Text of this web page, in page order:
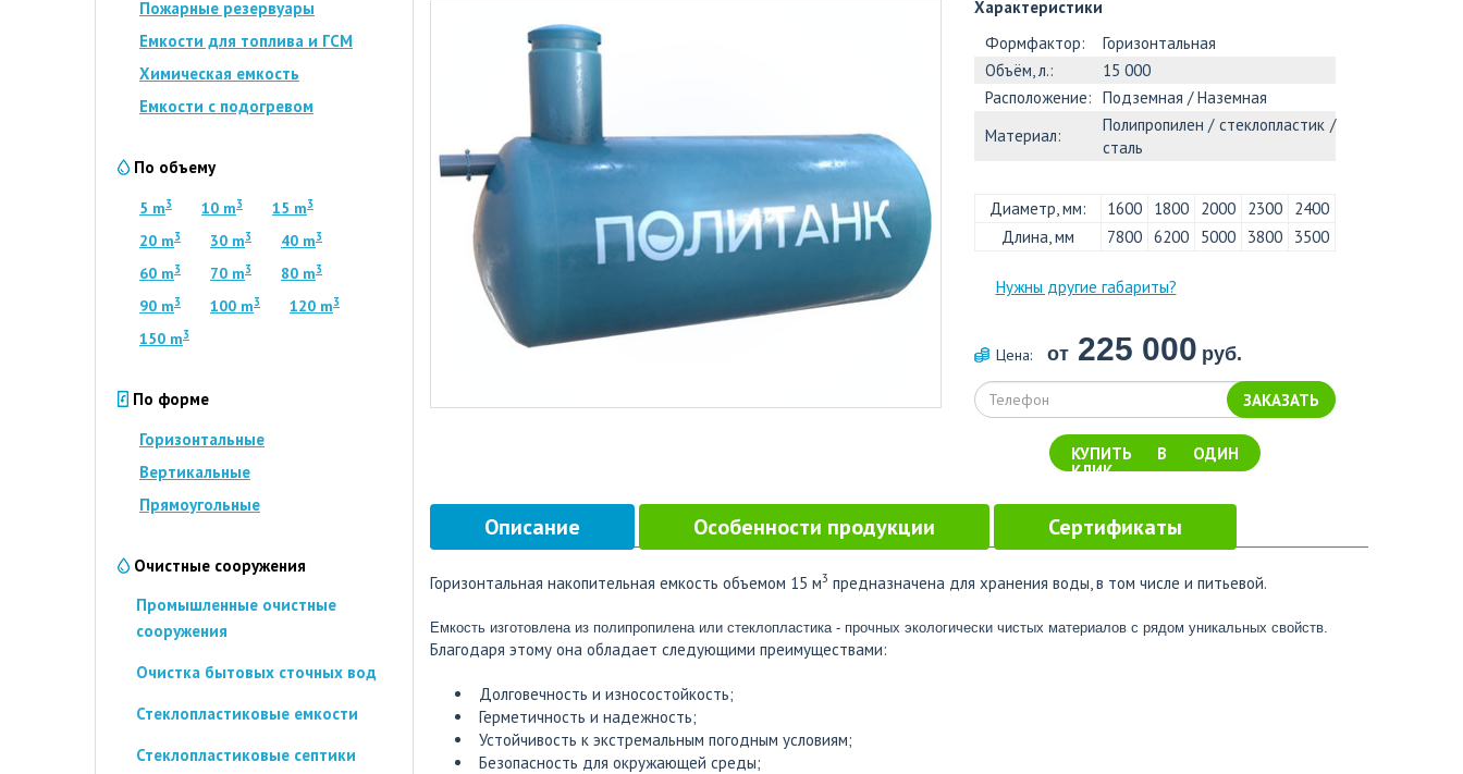
Пожарные резервуары
Емкости для топлива и ГСМ
Химическая емкость
Емкости с подогревом
По объему
5 m3 10 m3 15 m3
20 m3 30 m3 40 m3
60 m3 70 m3 80 m3
90 m3 100 m3 120 m3
150 m3
По форме
Горизонтальные
Вертикальные
Прямоугольные
Очистные сооружения
Промышленные очистные
сооружения
Очистка бытовых сточных вод
Стеклопластиковые емкости
Стеклопластиковые септики
Характеристики
Формфактор:
Горизонтальная
Объём, л.:
15 000
Расположение: Подземная / Наземная
Материал:
Полипропилен / стеклопластик /
сталь
Диаметр, мм: 1600 1800 2000 2300
2400
Длина, мм
7800 6200 5000 3800 3500
Нужны другие габариты?
Цена: от 225 000 руб.
ЗАКАЗАТЬ
КУПИТЬ В ОДИН
КЛИК
Описание Особенности продукции Сертификаты
Горизонтальная накопительная емкость объемом 15 м3 предназначена для хранения воды, в том числе и питьевой.
Емкость изготовлена из полипропилена или стеклопластика - прочных экологически чистых материалов c рядом уникальных свойств.
Благодаря этому она обладает следующими преимуществами:
Долговечность и износостойкость;
Герметичность и надежность;
Устойчивость к экстремальным погодным условиям;
Безопасность для окружающей среды;